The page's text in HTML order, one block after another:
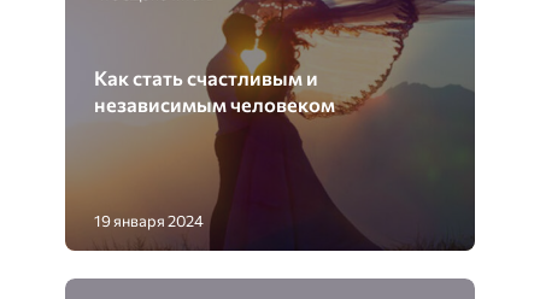
Как стать счастливым и
независимым человеком
19 января 2024